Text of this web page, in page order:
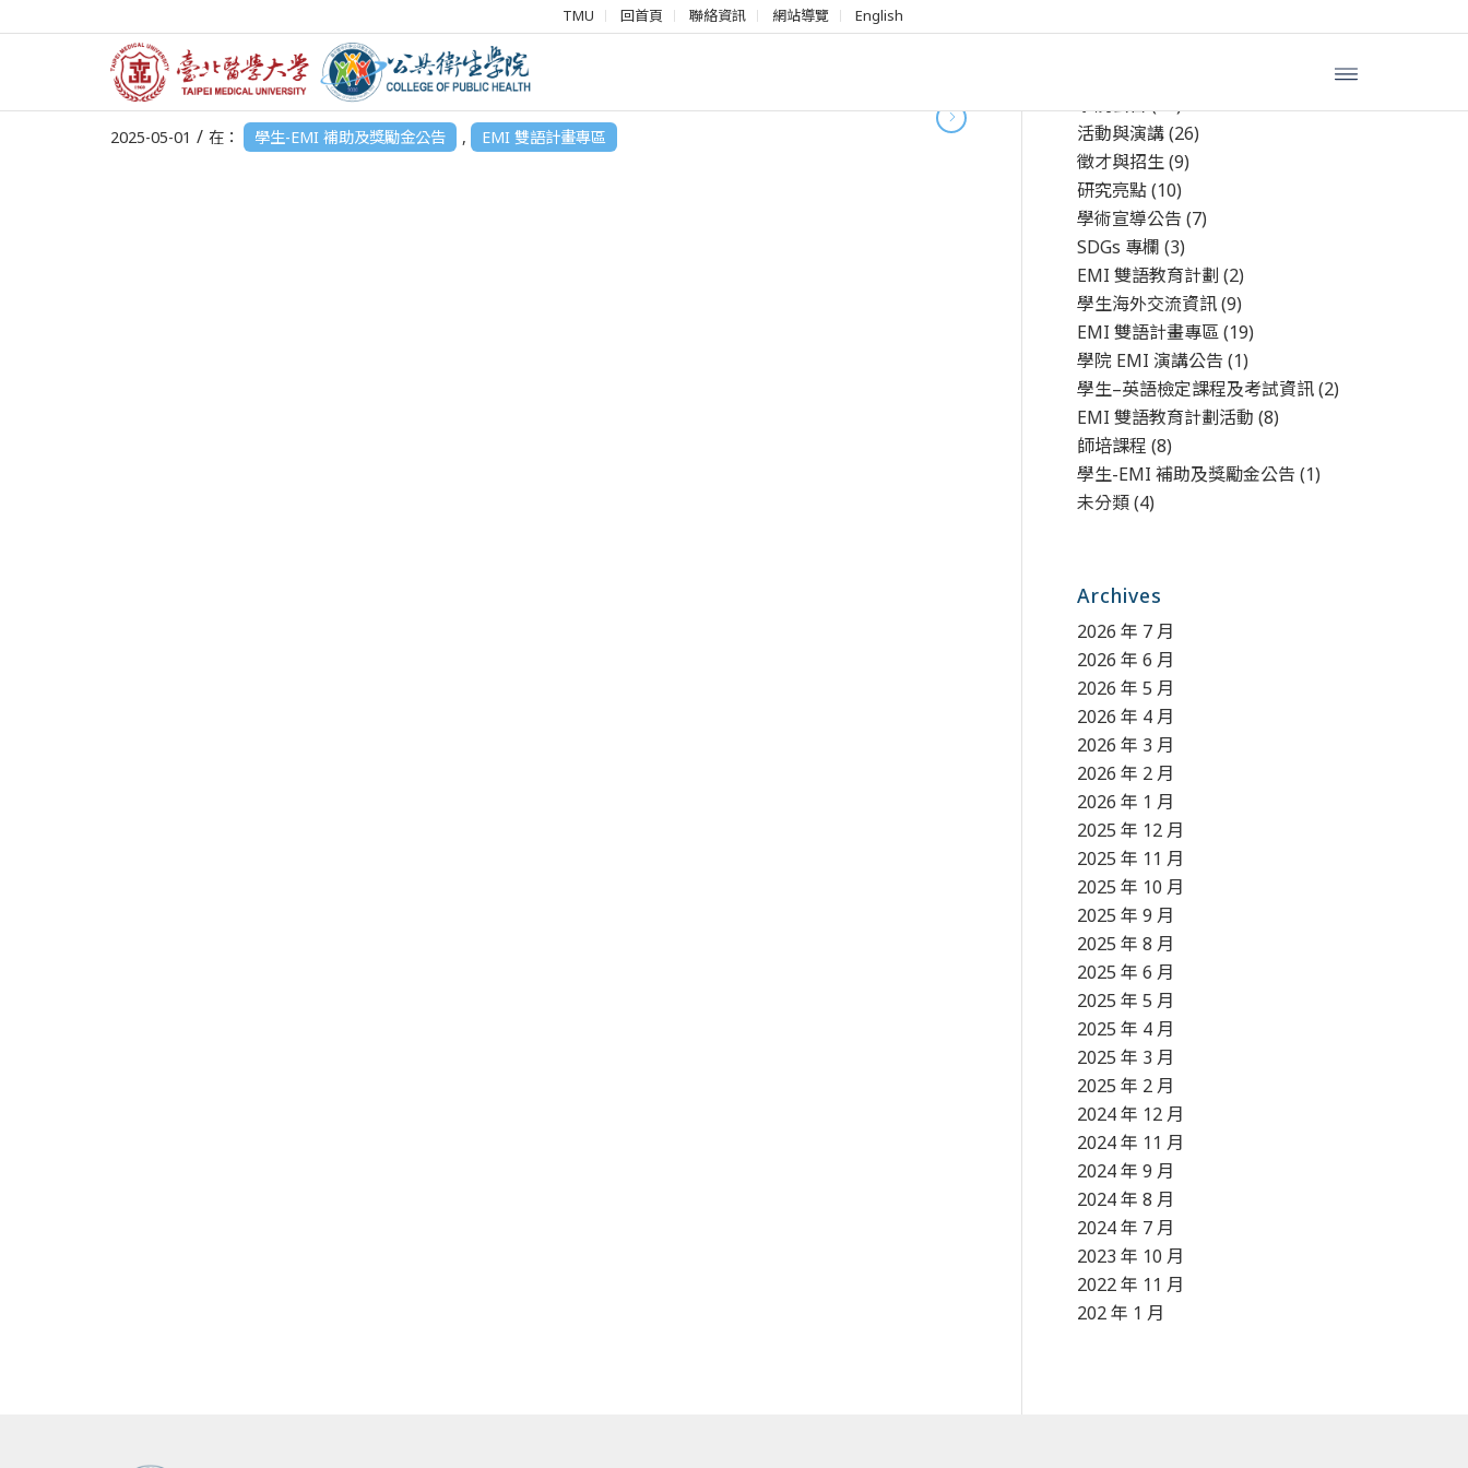
TMU 回首頁 聯絡資訊 網站導覽 English
【雙語補助公告】TOEIC多益考試報名費用補助(即日起至2025.5.30止)
2025-05-01 / 在： 學生-EMI 補助及獎勵金公告 , EMI 雙語計畫專區
學院公告(44)
活動與演講(26)
徵才與招生(9)
研究亮點(10)
學術宣導公告 (7)
SDGs 專欄 (3)
EMI 雙語教育計劃 (2)
學生海外交流資訊(9)
EMI 雙語計畫專區(19)
學院 EMI 演講公告 (1)
學生–英語檢定課程及考試資訊(2)
EMI 雙語教育計劃活動 (8)
師培課程 (8)
學生-EMI 補助及獎勵金公告 (1)
未分類(4)
Archives
2026 年 7 月
2026 年 6 月
2026 年 5 月
2026 年 4 月
2026 年 3 月
2026 年 2 月
2026 年 1 月
2025 年 12 月
2025 年 11 月
2025 年 10 月
2025 年 9 月
2025 年 8 月
2025 年 6 月
2025 年 5 月
2025 年 4 月
2025 年 3 月
2025 年 2 月
2024 年 12 月
2024 年 11 月
2024 年 9 月
2024 年 8 月
2024 年 7 月
2023 年 10 月
2022 年 11 月
202 年 1 月